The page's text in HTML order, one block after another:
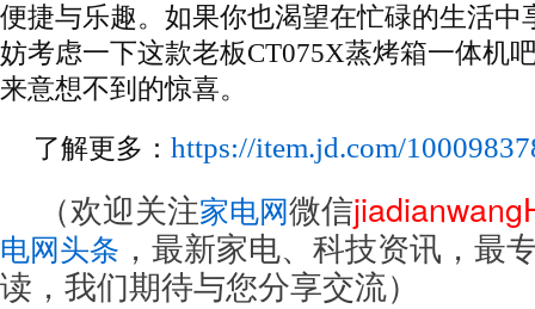
便捷与乐趣。如果你也渴望在忙碌的生活中
妨考虑一下这款老板CT075X蒸烤箱一体机
来意想不到的惊喜。
了解更多： https://item.jd.com/
（欢迎关注家电网微信
电网头条 ，最新家电、科技资讯，最
读，我们期待与您分享交流）